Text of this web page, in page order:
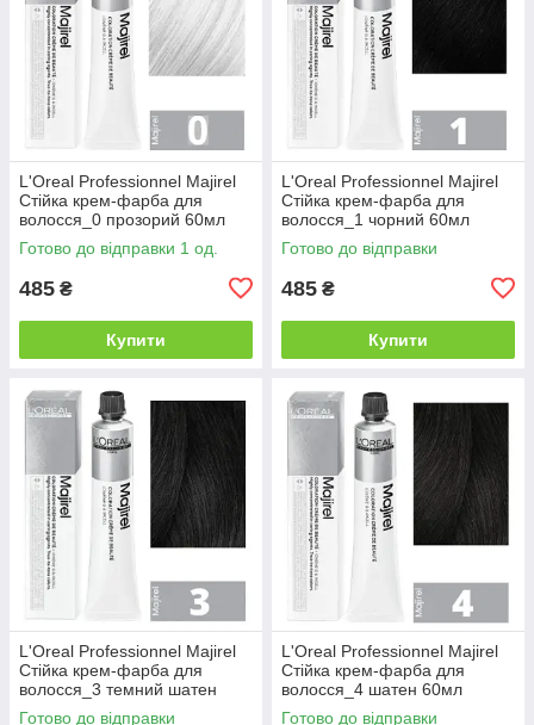
L'Oreal Professionnel Majirel
Стійка крем-фарба для
волосся_0 прозорий 60мл
Готово до відправки 1 од.
485 ₴
Купити
L'Oreal Professionnel Majirel
Стійка крем-фарба для
волосся_1 чорний 60мл
Готово до відправки
485 ₴
Купити
L'Oreal Professionnel Majirel
Стійка крем-фарба для
волосся_3 темний шатен
60мл
Готово до відправки
L'Oreal Professionnel Majirel
Стійка крем-фарба для
волосся_4 шатен 60мл
Готово до відправки